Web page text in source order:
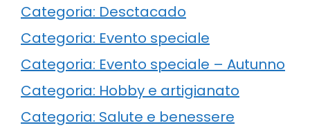
Categoria: Desctacado
Categoria: Evento speciale
Categoria: Evento speciale – Autunno
Categoria: Hobby e artigianato
Categoria: Salute e benessere